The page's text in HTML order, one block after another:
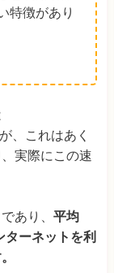
特徴があり
、これはあく
実際にこの速
あり、 平均
ーネットを利